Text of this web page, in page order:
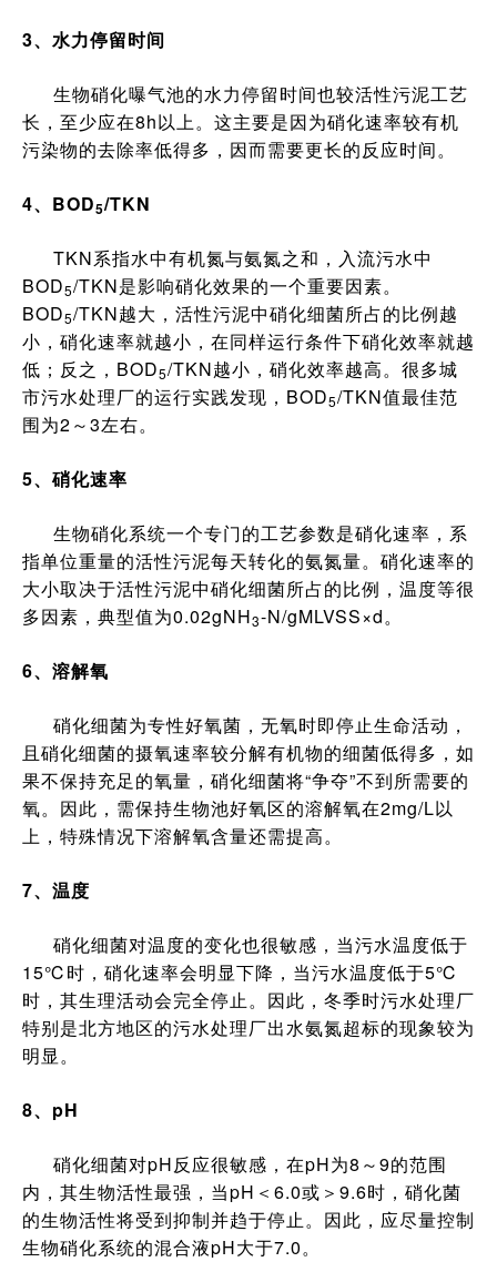
3、水力停留时间
生物硝化曝气池的水力停留时间也较活性污泥工艺
长，至少应在8h以上。这主要是因为硝化速率较有机
污染物的去除率低得多，因而需要更长的反应时间。
4、BOD5/TKN
TKN系指水中有机氮与氨氮之和，入流污水中
BOD5/TKN是影响硝化效果的一个重要因素。
BOD5/TKN越大，活性污泥中硝化细菌所占的比例越
小，硝化速率就越小，在同样运行条件下硝化效率就越
低；反之，BOD5/TKN越小，硝化效率越高。很多城
市污水处理厂的运行实践发现，BOD5/TKN值最佳范
围为2～3左右。
5、硝化速率
生物硝化系统一个专门的工艺参数是硝化速率，系
指单位重量的活性污泥每天转化的氨氮量。硝化速率的
大小取决于活性污泥中硝化细菌所占的比例，温度等很
多因素，典型值为0.02gNH3-N/gMLVSS×d。
6、溶解氧
硝化细菌为专性好氧菌，无氧时即停止生命活动，
且硝化细菌的摄氧速率较分解有机物的细菌低得多，如
果不保持充足的氧量，硝化细菌将“争夺”不到所需要的
氧。因此，需保持生物池好氧区的溶解氧在2mg/L以
上，特殊情况下溶解氧含量还需提高。
7、温度
硝化细菌对温度的变化也很敏感，当污水温度低于
15℃时，硝化速率会明显下降，当污水温度低于5℃
时，其生理活动会完全停止。因此，冬季时污水处理厂
特别是北方地区的污水处理厂出水氨氮超标的现象较为
明显。
8、 pH
硝化细菌对pH反应很敏感，在pH为8～9的范围
内，其生物活性最强，当pH＜6.0或＞9.6时，硝化菌
的生物活性将受到抑制并趋于停止。因此，应尽量控制
生物硝化系统的混合液pH大于7.0。